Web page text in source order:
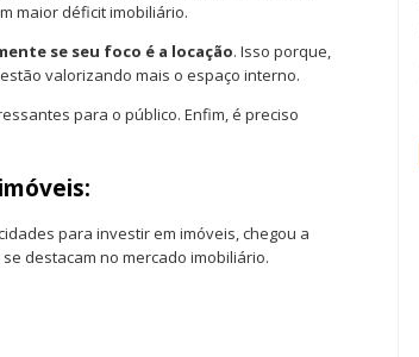
maior déficit imobiliário.
se seu foco é a locação. Isso porque,
valorizando mais o espaço interno.
para o público. Enfim, é preciso
para investir em imóveis, chegou a
destacam no mercado imobiliário.